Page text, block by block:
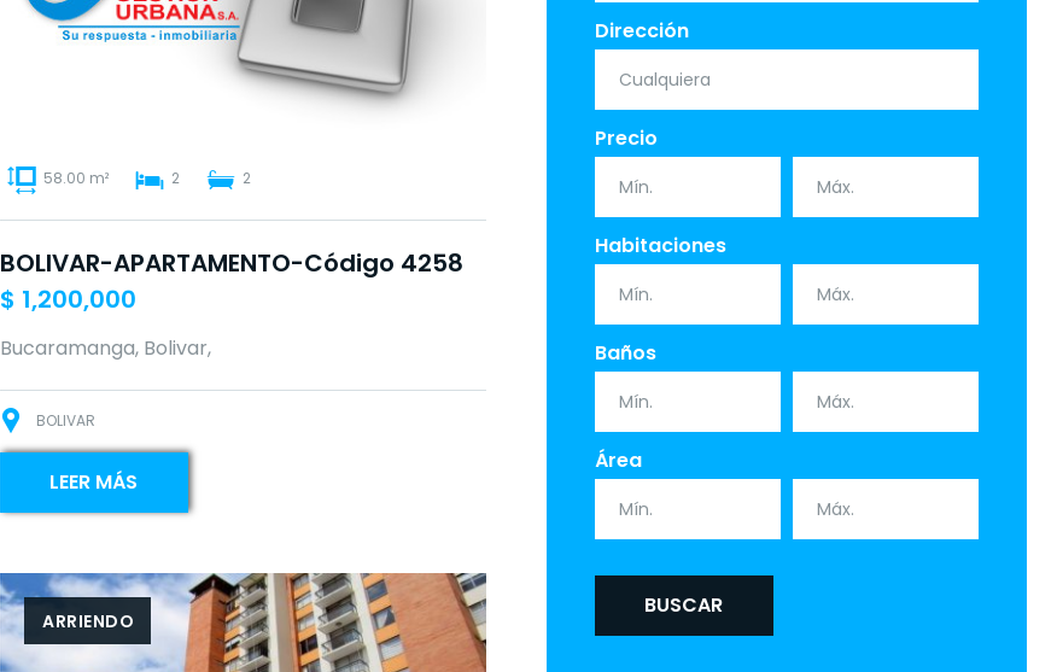
58.00 m² 2 2
BOLIVAR-APARTAMENTO-Código 4258
$ 1,200,000
Bucaramanga, Bolivar,
BOLIVAR
LEER MÁS
ARRIENDO
Dirección
Precio
Habitaciones
Baños
Área
BUSCAR